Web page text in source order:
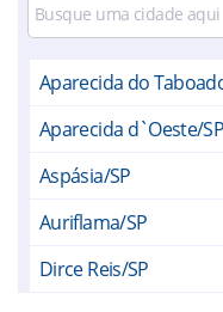
Aparecida do
Aparecida d`Oeste/SP
Aspásia/SP
Auriflama/SP
Dirce Reis/SP